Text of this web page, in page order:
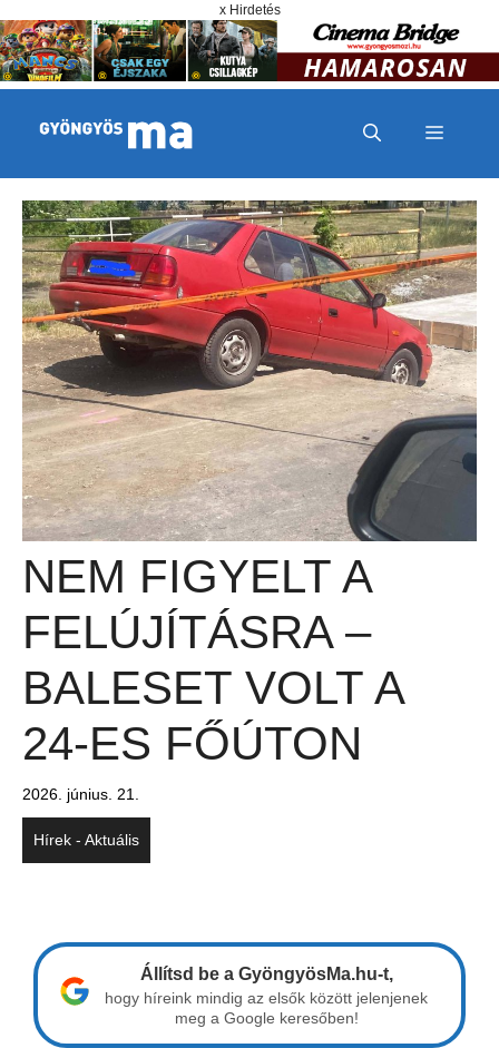
x Hirdetés
MENÜ
NEM FIGYELT A
FELÚJÍTÁSRA –
BALESET VOLT A
24-ES FŐÚTON
2026. június. 21.
Hírek - Aktuális
Állítsd be a GyöngyösMa.hu-t,
hogy híreink mindig az elsők között jelenjenek
meg a Google keresőben!